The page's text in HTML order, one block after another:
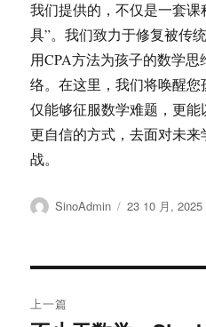
我们提供的，不仅是一套
具”。我们致力于修复被传
用CPA方法为孩子的数学
络。在这里，我们将唤醒您
仅能够征服数学难题，更能
更自信的方式，去面对未
战。
作
SinoAdmin
发
23 10 月, 2025
上一篇